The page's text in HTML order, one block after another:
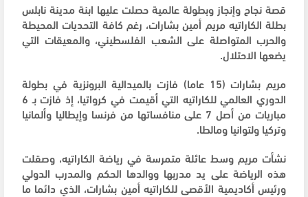
قصة نجاح وإنجاز وبطولة عالمية حصلت عليها ابنة مدينة نابلس
بطلة الكاراتيه مريم أمين بشارات، رغم كافة التحديات المحيطة
والحرب المتواصلة على الشعب الفلسطيني، والمعيقات التي
يضعها الاحتلال.
مريم بشارات (15 عاما) فازت بالميدالية البرونزية في بطولة
الدوري العالمي للكاراتيه التي أقيمت في كرواتيا، إذ فازت بـ 6
مباريات من أصل 7 على منافساتها من فرنسا وإيطاليا وألمانيا
وتركيا ولتوانيا ومالطا.
نشأت مريم وسط عائلة متمرسة في رياضة الكاراتيه، وصقلت
هذه الرياضة على يد مدربها ووالدها الحكم والمدرب الدولي
ورئيس أكاديمية الأقصى للكاراتيه أمين بشارات، الذي دائما ما